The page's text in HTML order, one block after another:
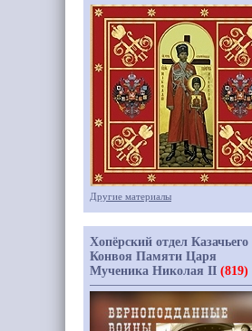
Другие материалы
Хопёрский отдел Казачьего
Конвоя Памяти Царя
Мученика Николая II (819)